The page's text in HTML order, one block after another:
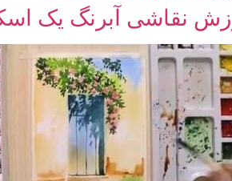
نقاشی آبرنگ یک